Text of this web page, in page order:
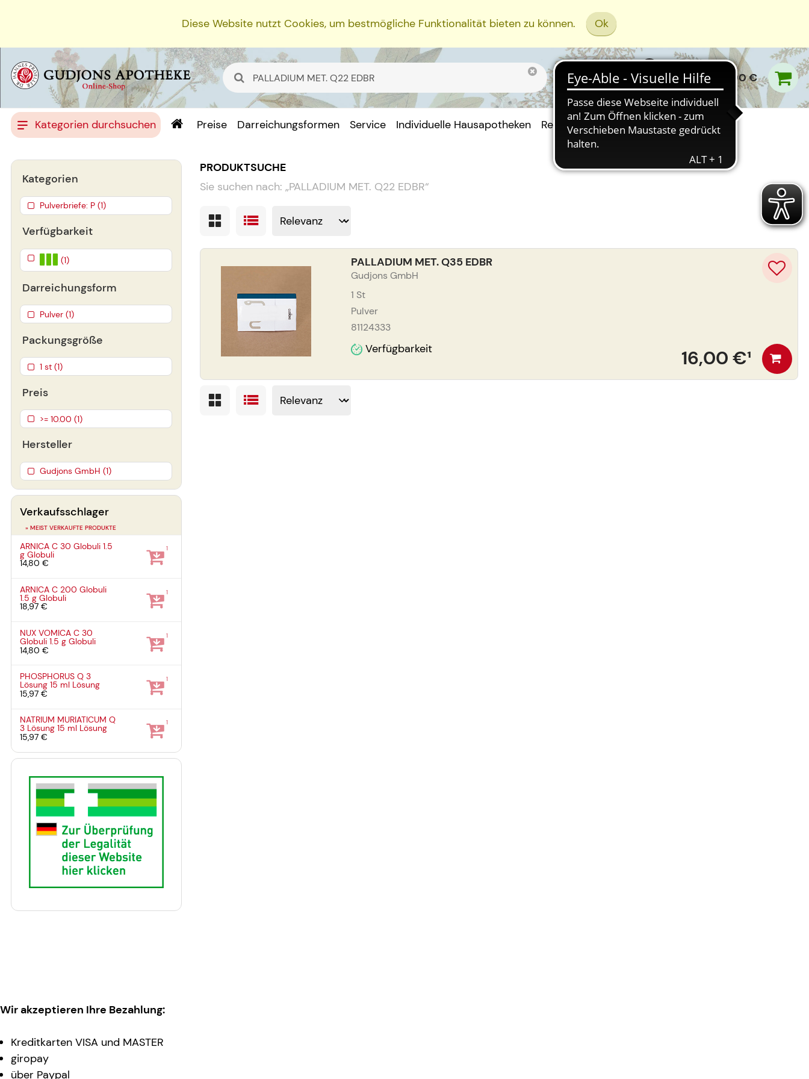
Diese Website nutzt Cookies, um bestmögliche Funktionalität bieten zu können. Ok
0,00 €
Kategorien durchsuchen Preise Darreichungsformen Service Individuelle Hausapotheken Rezept Einreichen
PRODUKTSUCHE
Sie suchen nach: „PALLADIUM MET. Q22 EDBR“
PALLADIUM MET. Q35 EDBR
Gudjons GmbH
1 St
Pulver
81124333
Verfügbarkeit 16,00 €¹
Verfügbarkeit
(1)
Darreichungsform
Pulver (1)
Packungsgröße
1 st (1)
Preis
>= 10.00 (1)
Hersteller
Gudjons GmbH (1)
Kategorien
Pulverbriefe: P (1)
Verkaufsschlager
» MEIST VERKAUFTE PRODUKTE
ARNICA C 30 Globuli1.5
gGlobuli
14,80 €
1
ARNICA C 200 Globuli
1.5 gGlobuli
18,97 €
1
NUX VOMICA C 30
Globuli1.5 gGlobuli
14,80 €
1
PHOSPHORUS Q 3
Lösung15 ml Lösung
15,97 €
1
NATRIUM MURIATICUM Q
3 Lösung15 ml Lösung
15,97 €
1
Wir akzeptieren Ihre Bezahlung:
Kreditkarten VISA und MASTER
giropay
über Paypal